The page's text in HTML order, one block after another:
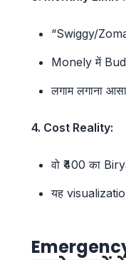
“Swiggy/
Monely में
लगाम लगाना
4. Cost Reality:
वो ₹400 का
यह